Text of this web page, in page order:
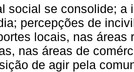
social se consolide; a
percepções de
locais, nas áreas
nas áreas de
de agir pela